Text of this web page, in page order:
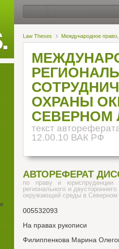
Law Theses Международное
ОХРАНЫ
СЕВЕРНОМ
текст
12.00.10 ВАК РФ
АВТОРЕФЕРАТ
по праву и юриспруденции
регионального и
окружающей среды в Северном
005532093
На правах рукописи
Филиппенкова Марина